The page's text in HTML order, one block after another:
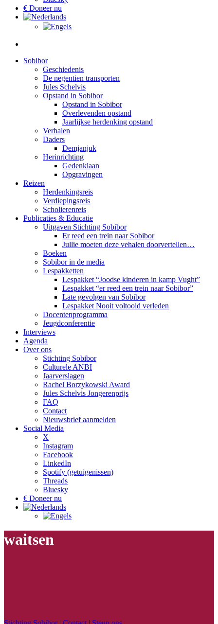
€ Doneer nu
Sobibor
Geschiedenis
De negentien transporten
Jules Schelvis
Opstand in Sobibor
Opstand in Sobibor
Overlevenden opstand
Jaarlijkse herdenking opstand
Verhalen
Daders
Demjanjuk
Herinrichting
Gedenklaan
Opgravingen
Reizen
Herdenkingsreis
Verdiepingsreis
Scholierenreis
Publicaties & Educatie
Uitgaven Stichting Sobibor
Er reed een trein naar Sobibor
Jullie moeten deze vehalen doorvertellen…
Boeken
Sobibor in de media
Lespakketten
Lespakket “Joodse kinderen in kamp Vught”
Lespakket “er reed een trein naar Sobibor”
Late gevolgen van Sobibor
Lespakket Nooit voltooid verleden
Docentenprogramma
Jeugdconferentie
Interviews
Agenda
Over ons
Stichting Sobibor
Culturele ANBI
Jaarverslagen
Rachel Borzykowski Award
Jules Schelvis Jongerenprijs
FAQ
Contact
Nieuwsbrief aanmelden
Social Media
X
Instagram
Facebook
LinkedIn
Spotify (getuigenissen)
Threads
Bluesky
€ Doneer nu
waitsen